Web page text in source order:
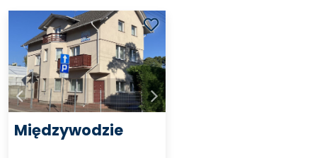
Międzywodzie